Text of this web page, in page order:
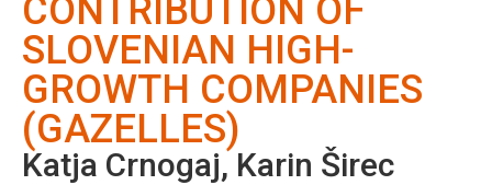
CONTRIBUTION OF
SLOVENIAN HIGH-
GROWTH COMPANIES
(GAZELLES)
Katja Crnogaj, Karin Širec